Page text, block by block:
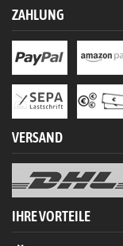
ZAHLUNG
VERSAND
IHRE VORTEILE